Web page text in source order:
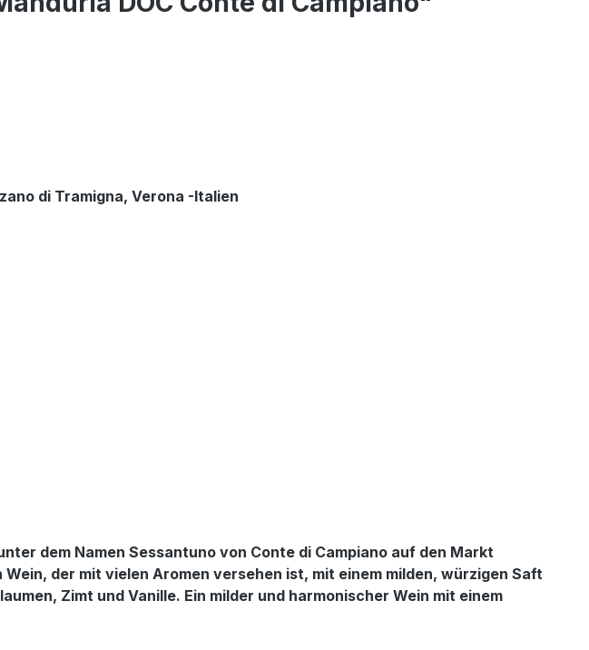
di Tramigna, Verona -Italien
dem Namen Sessantuno von Conte di Campiano auf den Markt
der mit vielen Aromen versehen ist, mit einem milden, würzigen Saft
Zimt und Vanille. Ein milder und harmonischer Wein mit einem